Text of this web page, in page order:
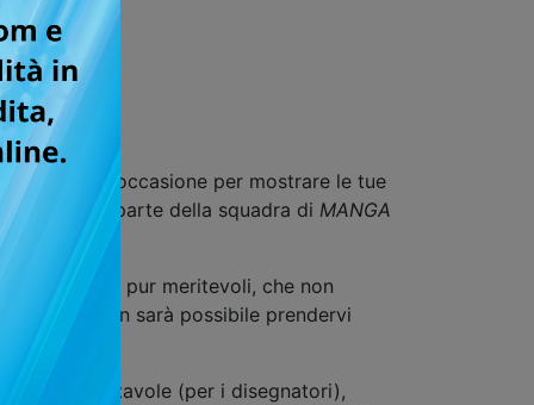
quest'occasione per mostrare le tue
a far parte della squadra di MANGA
Autori, pur meritevoli, che non
Napoli, non sarà possibile prendervi
e tavole (per i disegnatori),